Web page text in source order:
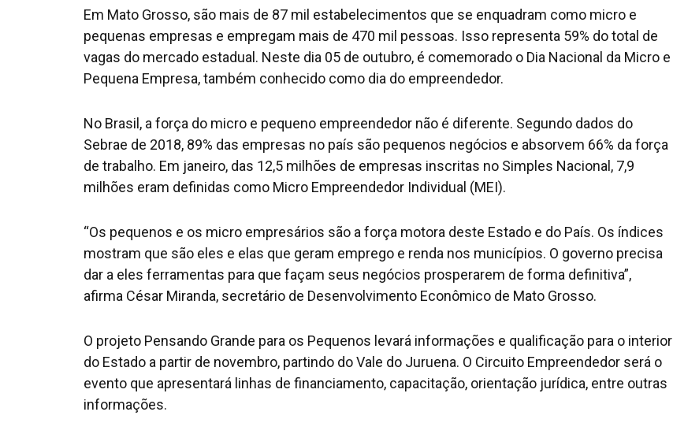
Em Mato Grosso, são mais de 87 mil estabelecimentos que se enquadram como micro e
pequenas empresas e empregam mais de 470 mil pessoas. Isso representa 59% do total de
vagas do mercado estadual. Neste dia 05 de outubro, é comemorado o Dia Nacional da Micro e
Pequena Empresa, também conhecido como dia do empreendedor.
No Brasil, a força do micro e pequeno empreendedor não é diferente. Segundo dados do
Sebrae de 2018, 89% das empresas no país são pequenos negócios e absorvem 66% da força
de trabalho. Em janeiro, das 12,5 milhões de empresas inscritas no Simples Nacional, 7,9
milhões eram definidas como Micro Empreendedor Individual (MEI).
“Os pequenos e os micro empresários são a força motora deste Estado e do País. Os índices
mostram que são eles e elas que geram emprego e renda nos municípios. O governo precisa
dar a eles ferramentas para que façam seus negócios prosperarem de forma definitiva”,
afirma César Miranda, secretário de Desenvolvimento Econômico de Mato Grosso.
O projeto Pensando Grande para os Pequenos levará informações e qualificação para o interior
do Estado a partir de novembro, partindo do Vale do Juruena. O Circuito Empreendedor será o
evento que apresentará linhas de financiamento, capacitação, orientação jurídica, entre outras
informações.